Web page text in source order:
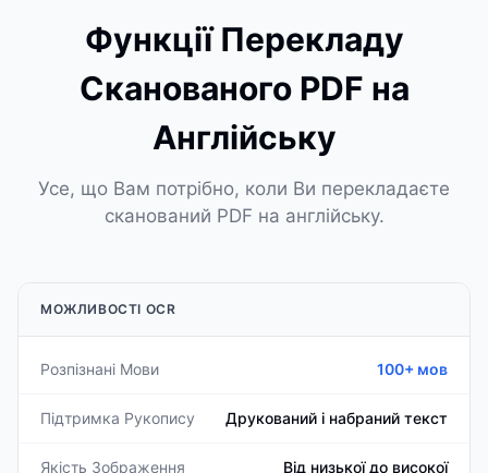
Функції Перекладу
Сканованого PDF на
Англійську
Усе, що Вам потрібно, коли Ви перекладаєте
сканований PDF на англійську.
МОЖЛИВОСТІ OCR
Розпізнані Мови 100+ мов
Підтримка Рукопису Друкований і набраний текст
Якість Зображення Від низької до високої